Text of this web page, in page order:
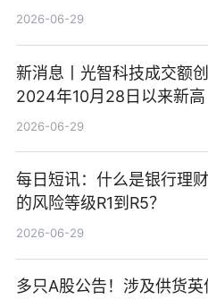
2026-06-29
新消息丨光智科技成交额创
2024年10月28日以来新高
2026-06-29
每日短讯：什么是银行理
的风险等级R1到R5？
2026-06-29
多只A股公告！涉及供货英